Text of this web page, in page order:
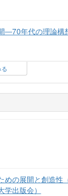
―70年代の理論構
の展開と創造性
出版会）